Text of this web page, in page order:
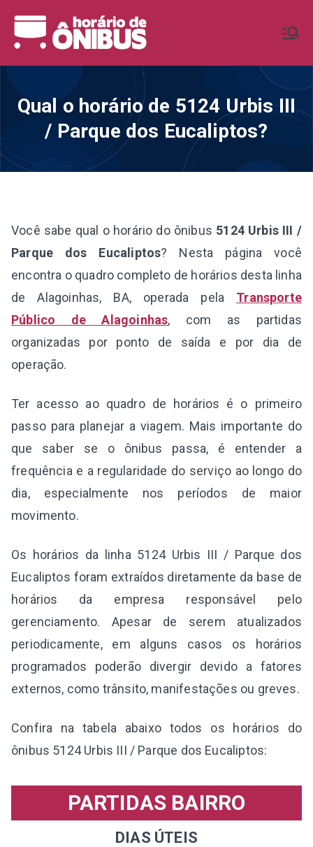
para
Ônibus BR
Horários de Ônibus de todo o
Qual o horário de 5124 Urbis III
/ Parque dos Eucaliptos?
Você sabe qual o horário do ônibus 5124 Urbis III /
Parque dos Eucaliptos? Nesta página você
encontra o quadro completo de horários desta linha
de Alagoinhas, BA, operada pela Transporte
Público de Alagoinhas, com as partidas
organizadas por ponto de saída e por dia de
operação.
Ter acesso ao quadro de horários é o primeiro
passo para planejar a viagem. Mais importante do
que saber se o ônibus passa, é entender a
frequência e a regularidade do serviço ao longo do
dia, especialmente nos períodos de maior
movimento.
Os horários da linha 5124 Urbis III / Parque dos
Eucaliptos foram extraídos diretamente da base de
horários da empresa responsável pelo
gerenciamento. Apesar de serem atualizados
periodicamente, em alguns casos os horários
programados poderão divergir devido a fatores
externos, como trânsito, manifestações ou greves.
Confira na tabela abaixo todos os horários do
ônibus 5124 Urbis III / Parque dos Eucaliptos:
PARTIDAS BAIRRO
DIAS ÚTEIS